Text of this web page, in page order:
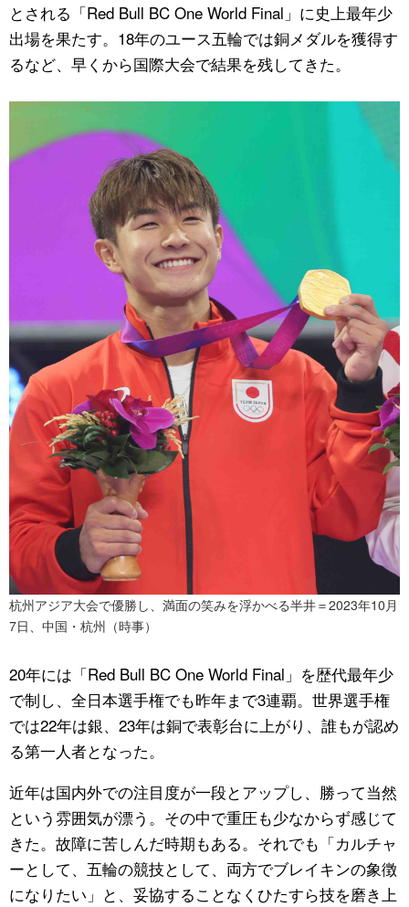
とされる「Red Bull BC One World Final」に史上最年少
出場を果たす。18年のユース五輪では銅メダルを獲得す
るなど、早くから国際大会で結果を残してきた。
杭州アジア大会で優勝し、満面の笑みを浮かべる半井＝2023年10月
7日、中国・杭州（時事）
20年には「Red Bull BC One World Final」を歴代最年少
で制し、全日本選手権でも昨年まで3連覇。世界選手権
では22年は銀、23年は銅で表彰台に上がり、誰もが認め
る第一人者となった。
近年は国内外での注目度が一段とアップし、勝って当然
という雰囲気が漂う。その中で重圧も少なからず感じて
きた。故障に苦しんだ時期もある。それでも「カルチャ
ーとして、五輪の競技として、両方でブレイキンの象徴
になりたい」と、妥協することなくひたすら技を磨き上